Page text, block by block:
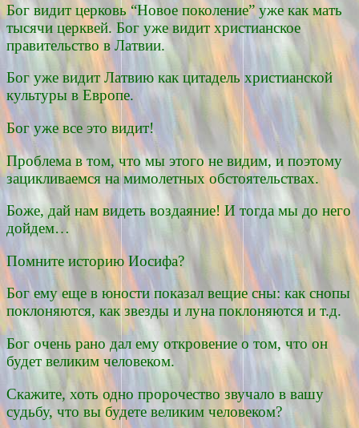
Бог видит церковь “Новое поколение” уже как мать
тысячи церквей. Бог уже видит христианское
правительство в Латвии.
Бог уже видит Латвию как цитадель христианской
культуры в Европе.
Бог уже все это видит!
Проблема в том, что мы этого не видим, и поэтому
зацикливаемся на мимолетных обстоятельствах.
Боже, дай нам видеть воздаяние! И тогда мы до него
дойдем…
Помните историю Иосифа?
Бог ему еще в юности показал вещие сны: как снопы
поклоняются, как звезды и луна поклоняются и т.д.
Бог очень рано дал ему откровение о том, что он
будет великим человеком.
Скажите, хоть одно пророчество звучало в вашу
судьбу, что вы будете великим человеком?